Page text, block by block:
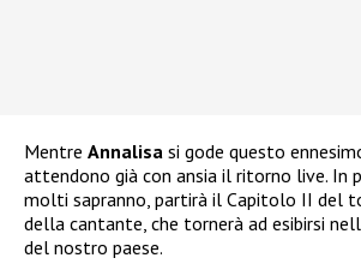
Mentre Annalisa si gode questo
attendono già con ansia il ritorno live. In
molti sapranno, partirà il Capitolo II del
della cantante, che tornerà ad esibirsi
del nostro paese.